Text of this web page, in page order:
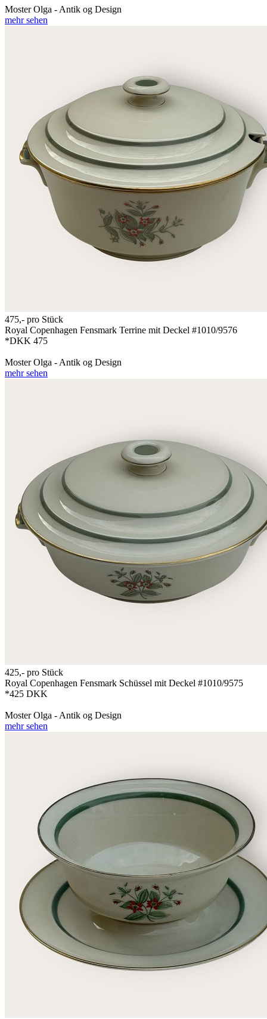
Moster Olga - Antik og Design
mehr sehen
475,- pro Stück
Royal Copenhagen Fensmark Terrine mit Deckel #1010/9576
*DKK 475
Moster Olga - Antik og Design
mehr sehen
425,- pro Stück
Royal Copenhagen Fensmark Schüssel mit Deckel #1010/9575
*425 DKK
Moster Olga - Antik og Design
mehr sehen